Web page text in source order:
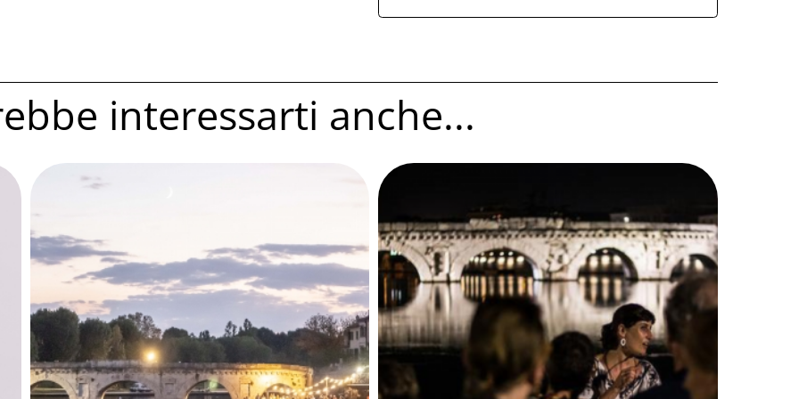
interessarti anche...